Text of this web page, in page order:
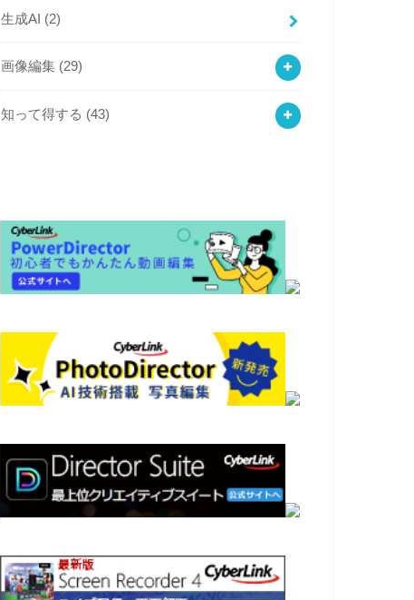
生成AI (2)
画像編集 (29)
知って得する (43)